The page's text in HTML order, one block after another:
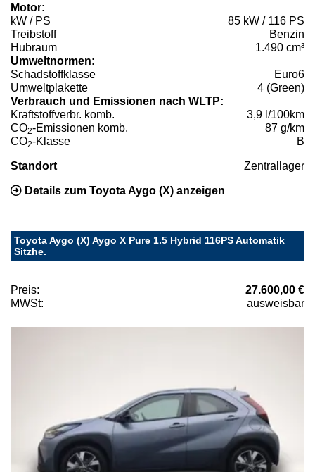
Motor:
kW / PS
85 kW / 116 PS
Treibstoff
Benzin
Hubraum
1.490 cm³
Umweltnormen:
Schadstoffklasse
Euro6
Umweltplakette
4 (Green)
Verbrauch und Emissionen nach WLTP:
Kraftstoffverbr. komb.
3,9 l/100km
CO2-Emissionen komb.
87 g/km
CO2-Klasse B
Standort Zentrallager
Details zum Toyota Aygo (X) anzeigen
Toyota Aygo (X) Aygo X Pure 1.5 Hybrid 116PS Automatik
Sitzhe.
Preis:
27.600,00 €
MWSt:
ausweisbar